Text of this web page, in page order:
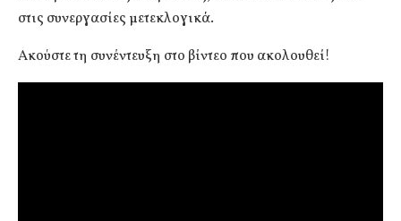
στις συνεργασίες μετεκλογικά.
Ακούστε τη συνέντευξη στο βίντεο που ακολουθεί!